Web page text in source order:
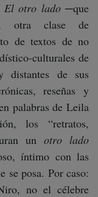
El otro lado─que
otra clase de
de textos de no
culturales de
distantes de sus
reseñas y
palabras de Leila
los “retratos,
un otro lado
íntimo con las
se posa. Por caso:
no el célebre